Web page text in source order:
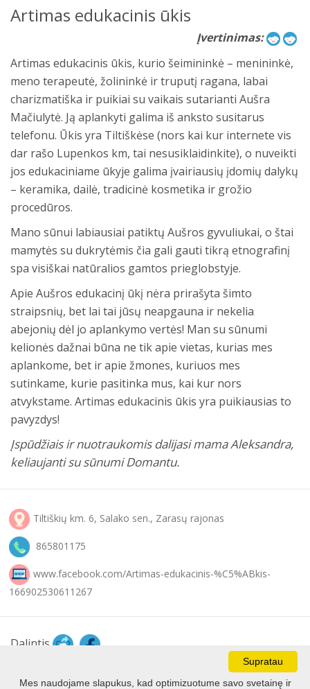
Artimas edukacinis ūkis
Įvertinimas:
Artimas edukacinis ūkis, kurio šeimininkė – menininkė,
meno terapeutė, žolininkė ir truputį ragana, labai
charizmatiška ir puikiai su vaikais sutarianti Aušra
Mačiulytė. Ją aplankyti galima iš anksto susitarus
telefonu. Ūkis yra Tiltiškėse (nors kai kur internete vis
dar rašo Lupenkos km, tai nesusiklaidinkite), o nuveikti
jos edukaciniame ūkyje galima įvairiausių įdomių dalykų
– keramika, dailė, tradicinė kosmetika ir grožio
procedūros.
Mano sūnui labiausiai patiktų Aušros gyvuliukai, o štai
mamytės su dukrytėmis čia gali gauti tikrą etnografinį
spa visiškai natūralios gamtos prieglobstyje.
Apie Aušros edukacinį ūkį nėra prirašyta šimto
straipsnių, bet lai tai jūsų neapgauna ir nekelia
abejonių dėl jo aplankymo vertės! Man su sūnumi
kelionės dažnai būna ne tik apie vietas, kurias mes
aplankome, bet ir apie žmones, kuriuos mes
sutinkame, kurie pasitinka mus, kai kur nors
atvykstame. Artimas edukacinis ūkis yra puikiausias to
pavyzdys!
Įspūdžiais ir nuotraukomis dalijasi mama Aleksandra,
keliaujanti su sūnumi Domantu.
Tiltiškių km. 6, Salako sen., Zarasų rajonas
865801175
www.facebook.com/Artimas-edukacinis-%C5%ABkis-
166902530611267
Dalintis
Supratau
Mes naudojame slapukus, kad optimizuotume savo svetainę ir